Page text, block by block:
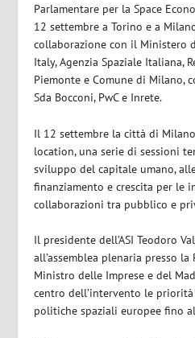
Parlamentare per la Space
12 settembre a Torino e a
collaborazione con il Ministero
Italy, Agenzia Spaziale Italiana,
Piemonte e Comune di Milano,
Sda Bocconi, PwC e Inrete.
Il 12 settembre la città di
location, una serie di sessioni
sviluppo del capitale umano,
finanziamento e crescita per le
collaborazioni tra pubblico e
Il presidente dell’ASITeodoro
all’assemblea plenaria presso
Ministro delle Imprese e del
centro dell’intervento le
politiche spaziali europee fino